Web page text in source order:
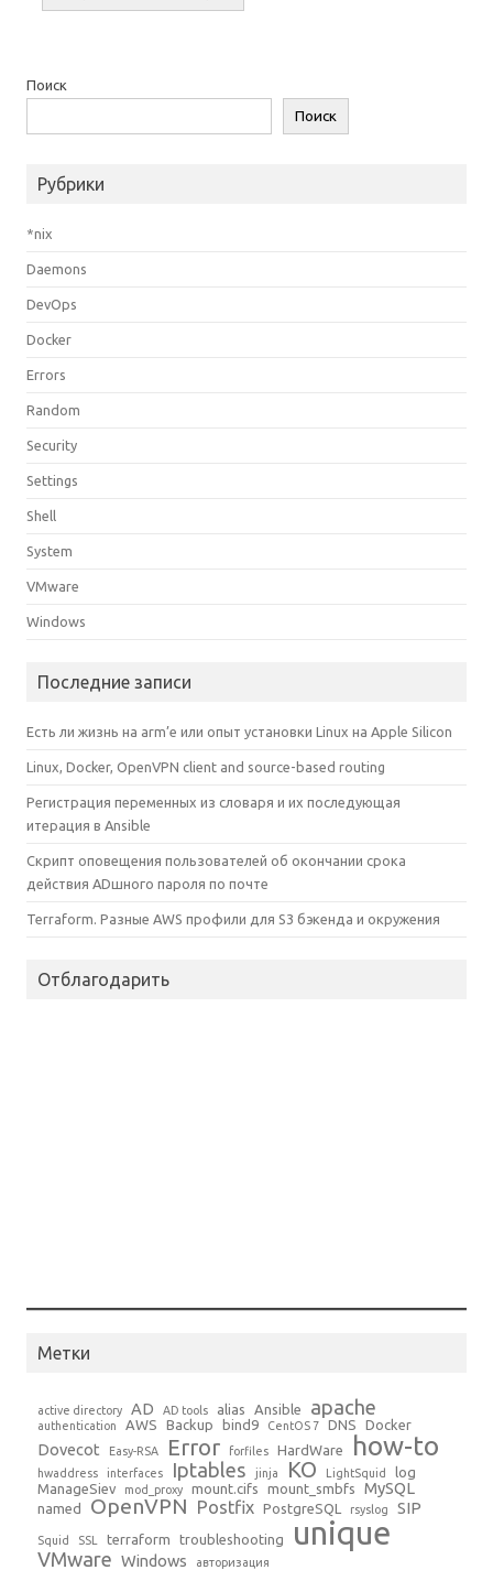
Поиск
Поиск
Рубрики
*nix
Daemons
DevOps
Docker
Errors
Random
Security
Settings
Shell
System
VMware
Windows
Последние записи
Есть ли жизнь на arm’е или опыт установки Linux на Apple Silicon
Linux, Docker, OpenVPN client and source-based routing
Регистрация переменных из словаря и их последующая
итерация в Ansible
Скрипт оповещения пользователей об окончании срока
действия ADшного пароля по почте
Terraform. Разные AWS профили для S3 бэкенда и окружения
Отблагодарить
Метки
active directory AD AD tools alias Ansible apache
authentication AWS Backup bind9 CentOS 7 DNS Docker
Dovecot Easy-RSA Error forfiles HardWare how-to
hwaddress interfaces Iptables jinja KO LightSquid
log
ManageSiev
mod_proxy mount.cifs mount_smbfs MySQL
named OpenVPN Postfix PostgreSQL rsyslog SIP
Squid SSL terraform troubleshooting unique
VMware Windows авторизация